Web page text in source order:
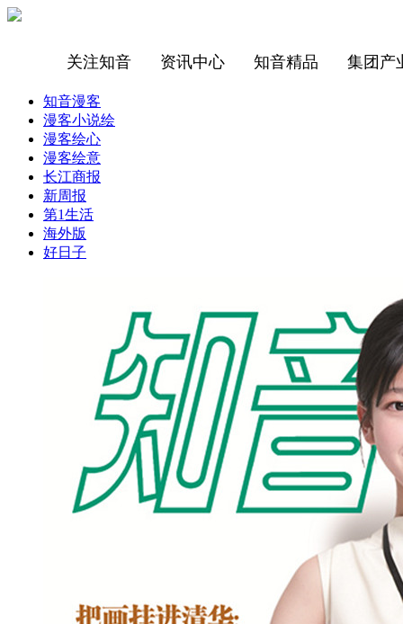
关注知音 资讯中心 知音精品 集团产
知音漫客
漫客小说绘
漫客绘心
漫客绘意
长江商报
新周报
第1生活
海外版
好日子